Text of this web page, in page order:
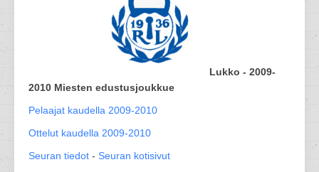
Lukko - 2009-
2010 Miesten edustusjoukkue
Pelaajat kaudella 2009-2010
Ottelut kaudella 2009-2010
Seuran tiedot - Seuran kotisivut